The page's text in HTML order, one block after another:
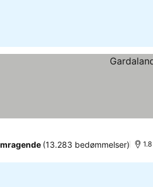
(13.283 bedømmelser)